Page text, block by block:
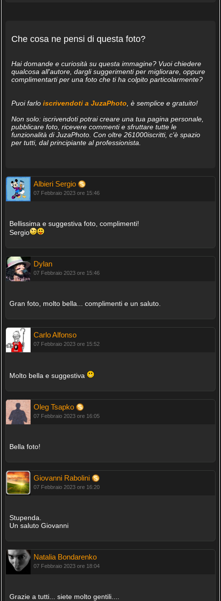
Che cosa ne pensi di questa foto?
Hai domande e curiosità su questa immagine? Vuoi chiedere
qualcosa all'autore, dargli suggerimenti per migliorare, oppure
complimentarti per una foto che ti ha colpito particolarmente?
Puoi farlo iscrivendoti a JuzaPhoto , è semplice e gratuito!
Non solo: iscrivendoti potrai creare una tua pagina personale,
pubblicare foto, ricevere commenti e sfruttare tutte le
funzionalità di JuzaPhoto. Con oltre 261000iscritti, c'è spazio
per tutti, dal principiante al professionista.
Albieri Sergio
07 Febbraio 2023 ore 15:46
Bellissima e suggestiva foto, complimenti!
Sergio
Dylan
07 Febbraio 2023 ore 15:46
Gran foto, molto bella... complimenti e un saluto.
Carlo Alfonso
07 Febbraio 2023 ore 15:52
Molto bella e suggestiva
Oleg Tsapko
07 Febbraio 2023 ore 16:05
Bella foto!
Giovanni Rabolini
07 Febbraio 2023 ore 16:20
Stupenda.
Un saluto Giovanni
Natalia Bondarenko
07 Febbraio 2023 ore 18:04
Grazie a tutti... siete molto gentili....